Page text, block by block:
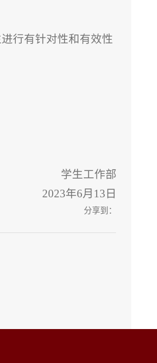
行有针对性和有效性
学生工作部
2023年6月13日
分享到：